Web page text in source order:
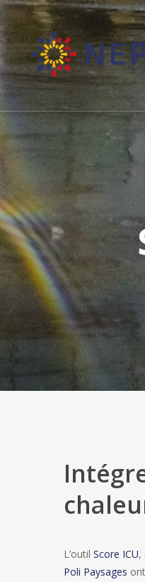
Skip
to
main
content
L’outil Score ICU,
Poli Paysages